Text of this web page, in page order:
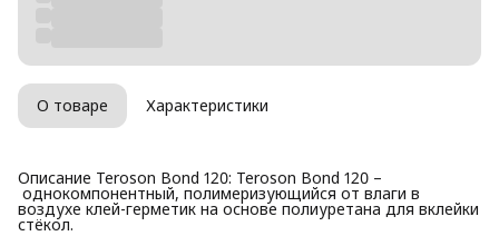
О товаре Характеристики
Описание Teroson Bond 120: Teroson Bond 120 –
однокомпонентный, полимеризующийся от влаги в
воздухе клей-герметик на основе полиуретана для вклейки
стёкол.